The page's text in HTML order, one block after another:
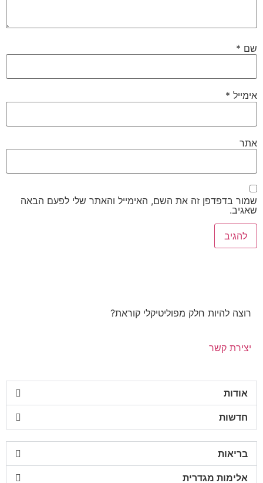
שם*
אימייל*
אתר
שמור בדפדפן זה את השם, האימייל והאתר שלי לפעם הבאה
שאגיב.
רוצה להיות חלק מפוליטיקלי קוראת?
יצירת קשר
אודות
חדשות
בריאות
אלימות מגדרית